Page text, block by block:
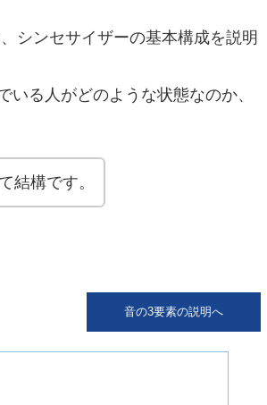
シンセサイザーの基本構成を説明
る人がどのような状態なのか、
結構です。
音の3要素の説明へ